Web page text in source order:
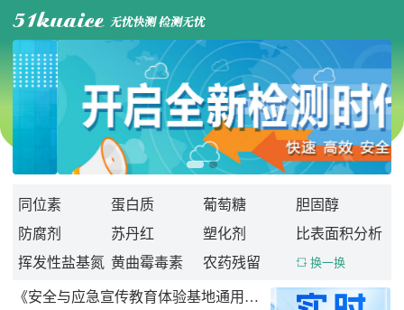

同位素 蛋白质 葡萄糖
胆固醇
防腐剂
苏丹红 塑化剂
比表面积分析
挥发性盐基氮 黄曲霉毒素 农药残留  换一换
《安全与应急宣传教育体验基地通用要求》 国家标准发布